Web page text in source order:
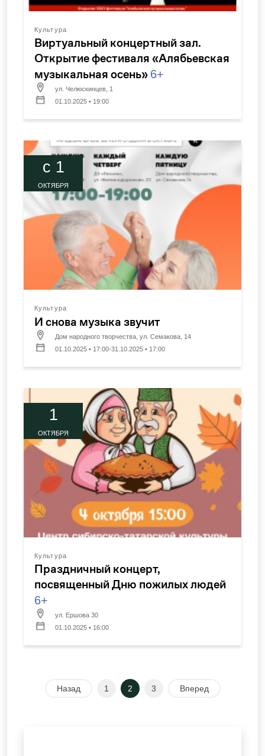
Культура
Виртуальный концертный зал.
Открытие фестиваля «Алябьевская
музыкальная осень» 6+
ул. Челюскинцев, 1
01.10.2025 • 19:00
c 1
ОКТЯБРЯ
Культура
И снова музыка звучит
Дом народного творчества, ул. Семакова, 14
01.10.2025 • 17:00-31.10.2025 • 17:00
1
ОКТЯБРЯ
Культура
Праздничный концерт,
посвященный Дню пожилых людей
6+
ул. Ершова 30
01.10.2025 • 16:00
Назад 1 2 3 Вперед